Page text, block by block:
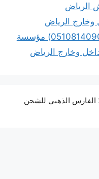
الرياض
شركة نقل عفش بالرياض (0510814090) مؤسسة
وخارج الرياض
الحقوق محفوظة - © 2026 الفارس الذهبي للشحن